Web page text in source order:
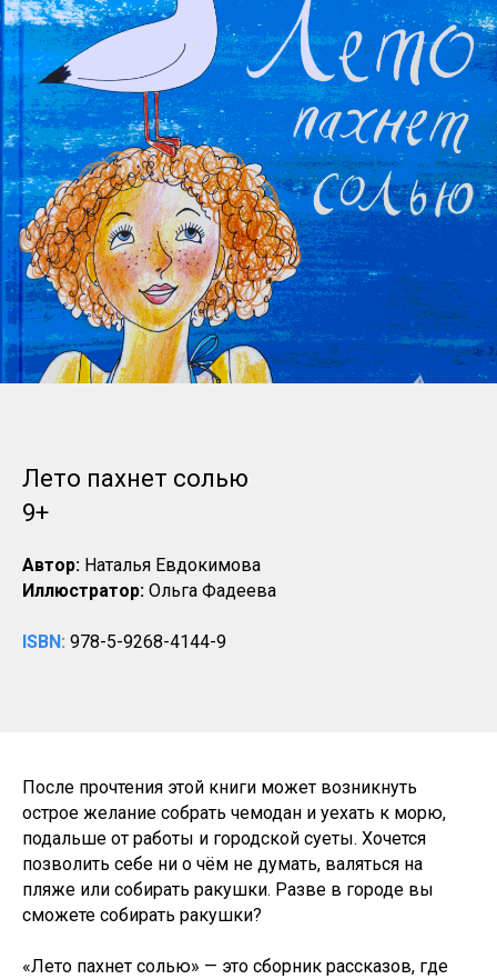
Лето пахнет солью
9+
Автор: Наталья Евдокимова
Иллюстратор: Ольга Фадеева
ISBN: 978-5-9268-4144-9
После прочтения этой книги может возникнуть
острое желание собрать чемодан и уехать к морю,
подальше от работы и городской суеты. Хочется
позволить себе ни о чём не думать, валяться на
пляже или собирать ракушки. Разве в городе вы
сможете собирать ракушки?
«Лето пахнет солью» — это сборник рассказов, где